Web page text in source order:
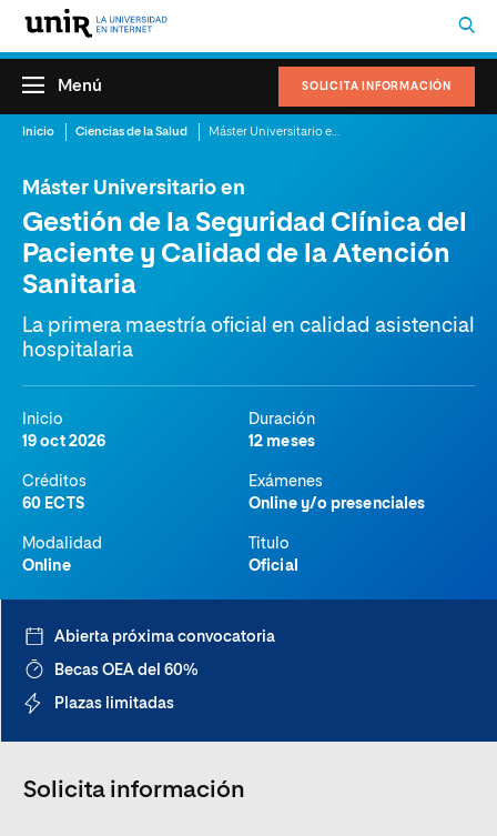
SOLICITA INFORMACIÓN
Menú
Inicio Ciencias de la Salud
Máster Universitario en
Gestión de la Seguridad Clínica del
Paciente y Calidad de la Atención
Sanitaria
La primera maestría oficial en calidad asistencial
hospitalaria
Inicio
19 oct 2026
Duración
12 meses
Créditos
60 ECTS
Exámenes
Online y/o presenciales
Modalidad
Online
Titulo
Oficial
Abierta próxima convocatoria
Becas OEA del 60%
Plazas limitadas
Solicita información